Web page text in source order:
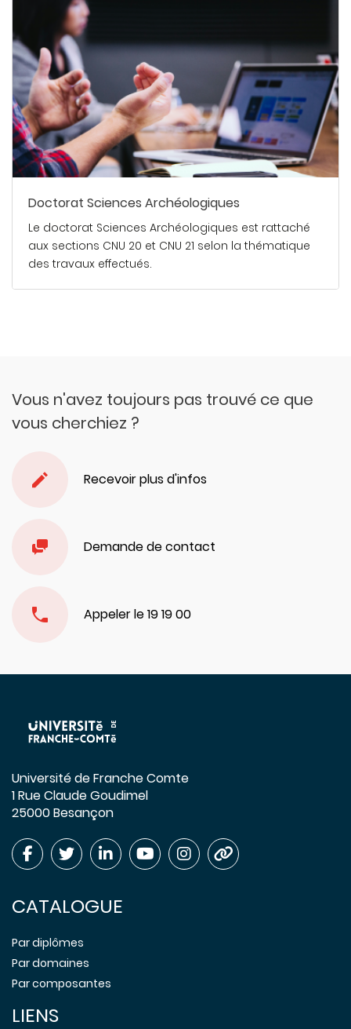
Doctorat Sciences Archéologiques
Le doctorat Sciences Archéologiques est rattaché
aux sections CNU 20 et CNU 21 selon la thématique
des travaux effectués.
Vous n'avez toujours pas trouvé ce que
vous cherchiez ?
Recevoir plus d'infos
Demande de contact
Appeler le 19 19 00
Université de Franche Comte
1 Rue Claude Goudimel
25000 Besançon
CATALOGUE
Par diplômes
Par domaines
Par composantes
LIENS